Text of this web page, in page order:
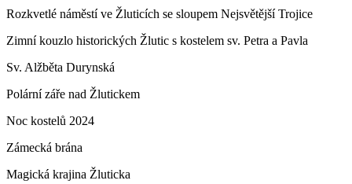
Rozkvetlé náměstí ve Žluticích se sloupem Nejsvětější Trojice
Zimní kouzlo historických Žlutic s kostelem sv. Petra a Pavla
Sv. Alžběta Durynská
Polární záře nad Žlutickem
Noc kostelů 2024
Zámecká brána
Magická krajina Žluticka